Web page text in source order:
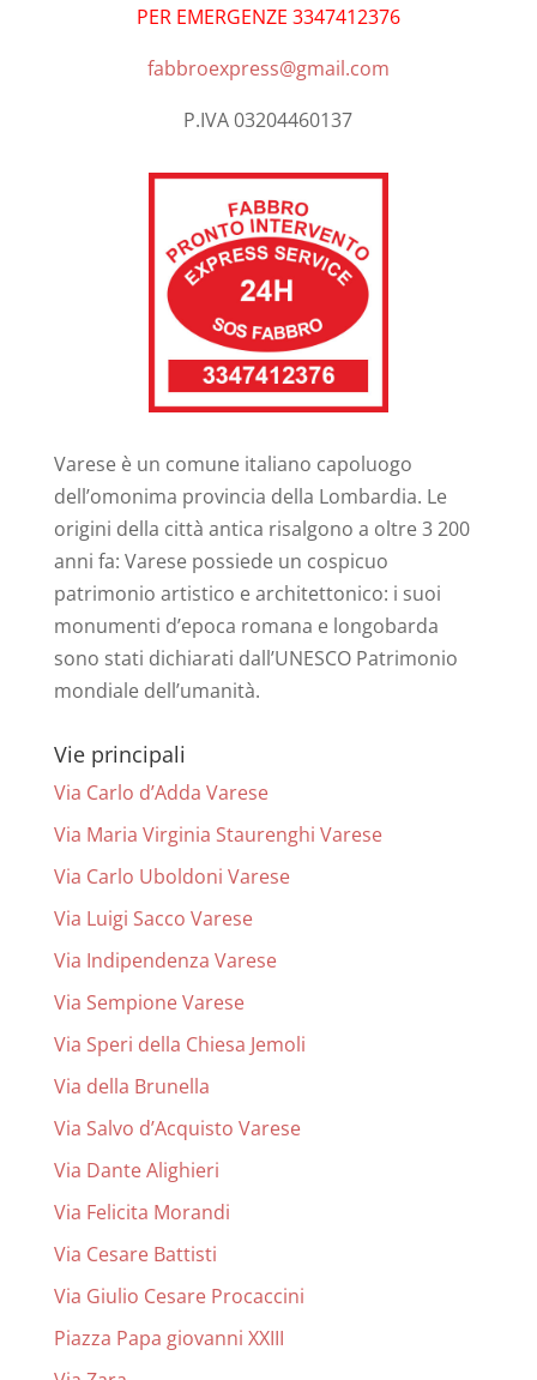
PER EMERGENZE 3347412376
fabbroexpress@gmail.com
P.IVA 03204460137
Varese è un comune italiano capoluogo
dell’omonima provincia della Lombardia. Le
origini della città antica risalgono a oltre 3 200
anni fa: Varese possiede un cospicuo
patrimonio artistico e architettonico: i suoi
monumenti d’epoca romana e longobarda
sono stati dichiarati dall’UNESCO Patrimonio
mondiale dell’umanità.
Vie principali
Via Carlo d’Adda Varese
Via Maria Virginia Staurenghi Varese
Via Carlo Uboldoni Varese
Via Luigi Sacco Varese
Via Indipendenza Varese
Via Sempione Varese
Via Speri della Chiesa Jemoli
Via della Brunella
Via Salvo d’Acquisto Varese
Via Dante Alighieri
Via Felicita Morandi
Via Cesare Battisti
Via Giulio Cesare Procaccini
Piazza Papa giovanni XXIII